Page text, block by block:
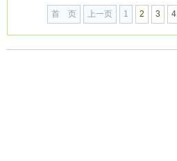
首 页 上一页 1 2 3 4